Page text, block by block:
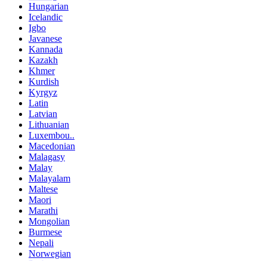
Hungarian
Icelandic
Igbo
Javanese
Kannada
Kazakh
Khmer
Kurdish
Kyrgyz
Latin
Latvian
Lithuanian
Luxembou..
Macedonian
Malagasy
Malay
Malayalam
Maltese
Maori
Marathi
Mongolian
Burmese
Nepali
Norwegian